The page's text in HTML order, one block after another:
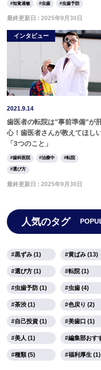
知覚過敏 虫歯 虫歯予防
最終更新日 : 2025年9月30日
インタビュー
2021.9.14
歯医者の転院は”事前準備”が
心！歯医者さんが教えてほし
「3つのこと」
歯科医院 治療中 転院
選び方
最終更新日 : 2025年9月30日
人気のタグ
黒ずみ (1) 黄ばみ (13)
選び方 (1) 転院 (1)
虫歯予防 (1) 虫歯 (4)
茶渋 (1) 色戻り (2)
自己投資 (1) 美歯口 (1)
美人 (1) 編集部おす
種類 (5) 福利厚生 (1)